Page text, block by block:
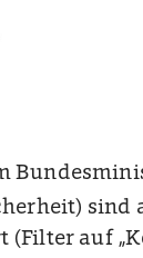
sind
auf